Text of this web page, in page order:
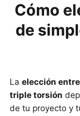
Cómo
de
La elección
triple torsión
de tu proyecto y